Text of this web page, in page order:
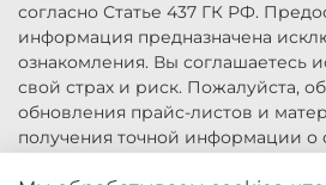
согласно Статье 437 ГК РФ.
информация предназначена
ознакомления. Вы соглашаетесь
свой страх и риск. Пожалуйста,
обновления прайс-листов и
получения точной информации о